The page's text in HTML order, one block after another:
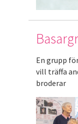
En grupp
vill träffa
broderar